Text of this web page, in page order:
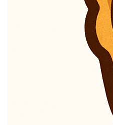
Edge.be NV, met
2060 Antwerpen aan de
Ondernemingsnummer
verantwoordelijke voor het
vragen en/of opmerkingen
hierboven vermelde adres
3. Wijziging